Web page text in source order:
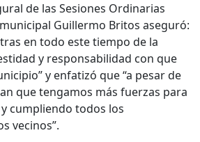
de las Sesiones Ordinarias
Guillermo Britos aseguró:
en todo este tiempo de la
y responsabilidad con que
y enfatizó que “a pesar de
que tengamos más fuerzas para
cumpliendo todos los
vecinos”.